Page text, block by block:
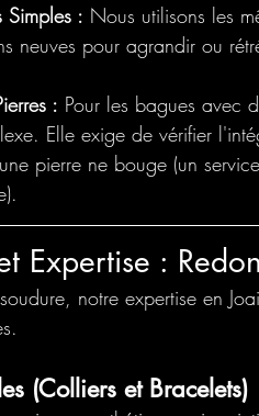
Simples : Nous utilisons les
neuves pour agrandir ou
: Pour les bagues avec
Elle exige de vérifier
pierre ne bouge (un
Expertise :
notre expertise en
(Colliers et Bracelets)